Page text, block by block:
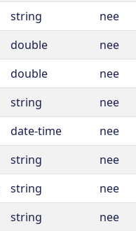
string
nee
double
nee
double
nee
string
nee
date-time
nee
string
nee
string
nee
string
nee